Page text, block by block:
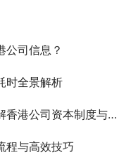
公司信息？
时全景解析
司资本制度与实缴要求
程与高效技巧